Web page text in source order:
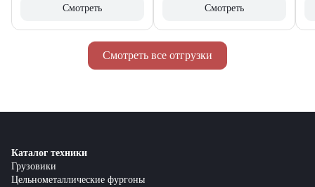
Смотреть все отгрузки
Смотреть Смотреть
Каталог техники
Грузовики
Цельнометаллические фургоны